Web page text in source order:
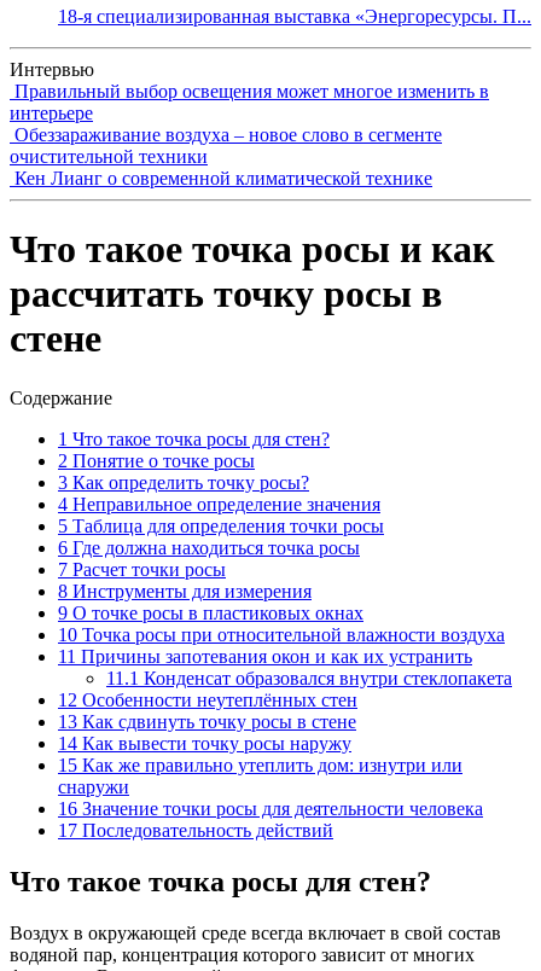
18-я специализированная выставка «Энергоресурсы. П...
Интервью
Правильный выбор освещения может многое изменить в
интерьере
Обеззараживание воздуха – новое слово в сегменте
очистительной техники
Кен Лианг о современной климатической технике
Что такое точка росы и как
рассчитать точку росы в
стене
Содержание
1 Что такое точка росы для стен?
2 Понятие о точке росы
3 Как определить точку росы?
4 Неправильное определение значения
5 Таблица для определения точки росы
6 Где должна находиться точка росы
7 Расчет точки росы
8 Инструменты для измерения
9 О точке росы в пластиковых окнах
10 Точка росы при относительной влажности воздуха
11 Причины запотевания окон и как их устранить
11.1 Конденсат образовался внутри стеклопакета
12 Особенности неутеплённых стен
13 Как сдвинуть точку росы в стене
14 Как вывести точку росы наружу
15 Как же правильно утеплить дом: изнутри или
снаружи
16 Значение точки росы для деятельности человека
17 Последовательность действий
Что такое точка росы для стен?
Воздух в окружающей среде всегда включает в свой состав
водяной пар, концентрация которого зависит от многих